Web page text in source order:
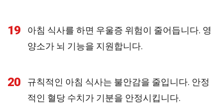
19
아침 식사를 하면 우울증 위험이 줄어듭니다. 영
양소가 뇌 기능을 지원합니다.
20
규칙적인 아침 식사는 불안감을 줄입니다. 안정
적인 혈당 수치가 기분을 안정시킵니다.